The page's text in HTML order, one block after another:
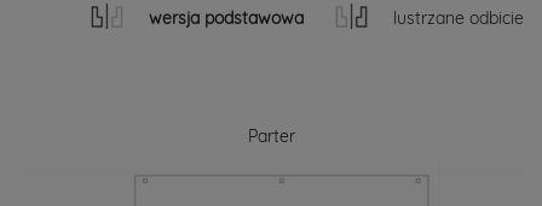
wersja podstawowa lustrzane odbicie
Parter